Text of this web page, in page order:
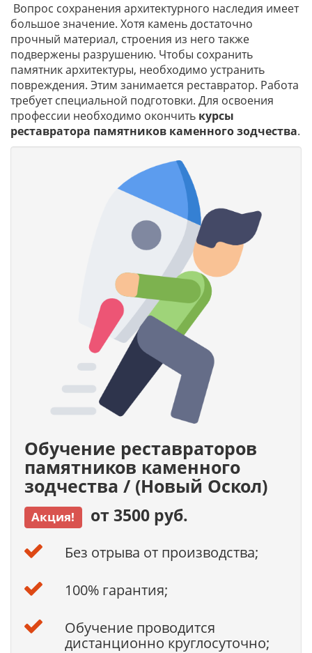
Вопрос сохранения архитектурного наследия имеет
большое значение. Хотя камень достаточно
прочный материал, строения из него также
подвержены разрушению. Чтобы сохранить
памятник архитектуры, необходимо устранить
повреждения. Этим занимается реставратор. Работа
требует специальной подготовки. Для освоения
профессии необходимо окончить курсы
реставратора памятников каменного зодчества.
Обучение реставраторов
памятников каменного
зодчества / (Новый Оскол)
Акция! от 3500 руб.
Без отрыва от производства;
100% гарантия;
Обучение проводится
дистанционно круглосуточно;